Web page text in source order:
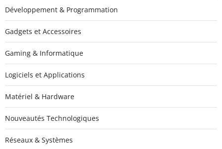
Développement & Programmation
Gadgets et Accessoires
Gaming & Informatique
Logiciels et Applications
Matériel & Hardware
Nouveautés Technologiques
Réseaux & Systèmes